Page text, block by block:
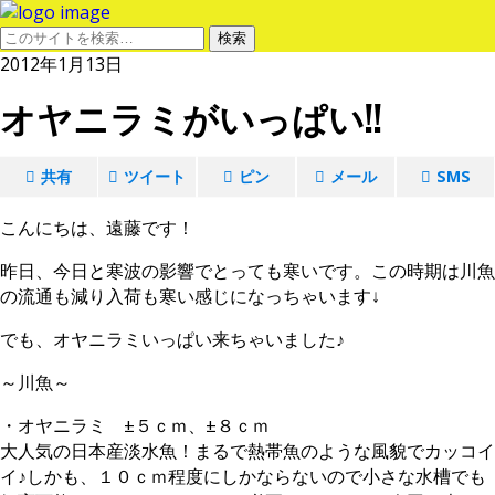
2012年1月13日
オヤニラミがいっぱい!!
共有 ツイート ピン メール SMS
こんにちは、遠藤です！
昨日、今日と寒波の影響でとっても寒いです。この時期は川魚
の流通も減り入荷も寒い感じになっちゃいます↓
でも、オヤニラミいっぱい来ちゃいました♪
～川魚～
・オヤニラミ ±５ｃｍ、±８ｃｍ
大人気の日本産淡水魚！まるで熱帯魚のような風貌でカッコイ
イ♪しかも、１０ｃｍ程度にしかならないので小さな水槽でも